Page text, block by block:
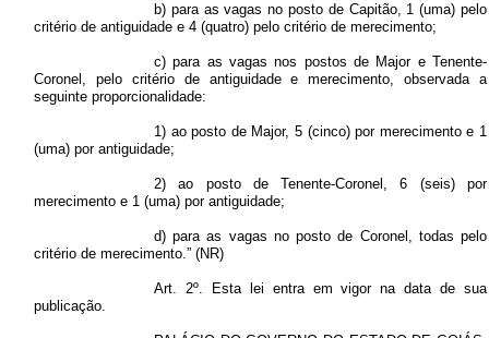
b) para as vagas no posto de Capitão, 1 (uma) pelo
critério de antiguidade e 4 (quatro) pelo critério de merecimento;
c) para as vagas nos postos de Major e Tenente-
Coronel, pelo critério de antiguidade e merecimento, observada a
seguinte proporcionalidade:
1) ao posto de Major, 5 (cinco) por merecimento e 1
(uma) por antiguidade;
2) ao posto de Tenente-Coronel, 6 (seis) por
merecimento e 1 (uma) por antiguidade;
d) para as vagas no posto de Coronel, todas pelo
critério de merecimento.” (NR)
Art. 2º. Esta lei entra em vigor na data de sua
publicação.